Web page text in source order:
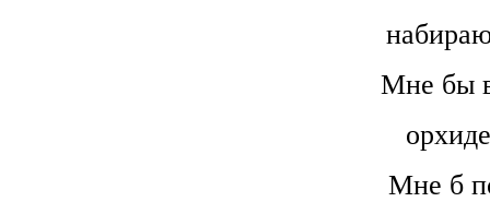
Мне бы
Мне б